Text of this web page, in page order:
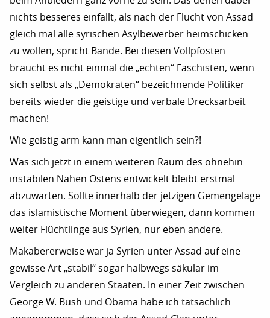
nichts besseres einfällt, als nach der Flucht von Assad
gleich mal alle syrischen Asylbewerber heimschicken
zu wollen, spricht Bände. Bei diesen Vollpfosten
braucht es nicht einmal die „echten“ Faschisten, wenn
sich selbst als „Demokraten“ bezeichnende Politiker
bereits wieder die geistige und verbale Drecksarbeit
machen!
Wie geistig arm kann man eigentlich sein?!
Was sich jetzt in einem weiteren Raum des ohnehin
instabilen Nahen Ostens entwickelt bleibt erstmal
abzuwarten. Sollte innerhalb der jetzigen Gemengelage
das islamistische Moment überwiegen, dann kommen
weiter Flüchtlinge aus Syrien, nur eben andere.
Makabererweise war ja Syrien unter Assad auf eine
gewisse Art „stabil“ sogar halbwegs säkular im
Vergleich zu anderen Staaten. In einer Zeit zwischen
George W. Bush und Obama habe ich tatsächlich